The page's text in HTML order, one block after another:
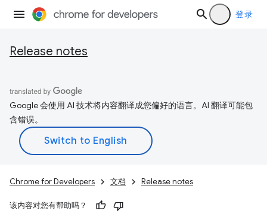
登录
Release notes
Google 会使用 AI 技术将内容翻译成您偏好的语言。AI 翻译可能包
含错误。
Chrome for Developers 文档 Release notes
该内容对您有帮助吗？